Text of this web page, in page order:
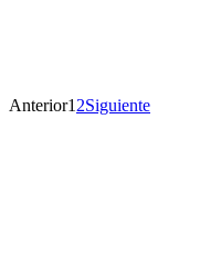
Anterior1 2Siguiente